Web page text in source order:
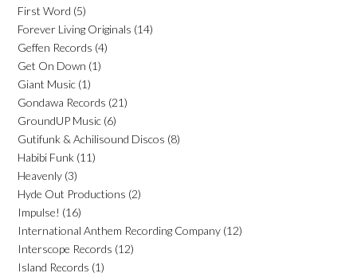
First Word (5)
Forever Living Originals (14)
Geffen Records (4)
Get On Down (1)
Giant Music (1)
Gondawa Records (21)
GroundUP Music (6)
Gutifunk & Achilisound Discos (8)
Habibi Funk (11)
Heavenly (3)
Hyde Out Productions (2)
Impulse! (16)
International Anthem Recording Company (12)
Interscope Records (12)
Island Records (1)